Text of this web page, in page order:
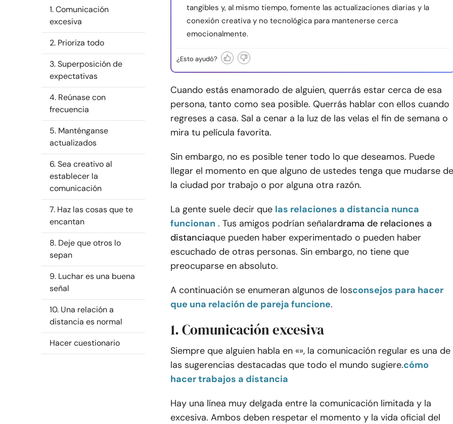
1. Comunicación
excesiva
2. Prioriza todo
3. Superposición de
expectativas
4. Reúnase con
frecuencia
5. Manténganse
actualizados
6. Sea creativo al
establecer la
comunicación
7. Haz las cosas que te
encantan
8. Deje que otros lo
sepan
9. Luchar es una buena
señal
10. Una relación a
distancia es normal
Hacer cuestionario
tangibles y, al mismo tiempo, fomente las actualizaciones diarias y la
conexión creativa y no tecnológica para mantenerse cerca
emocionalmente.
¿Esto ayudó?
Cuando estás enamorado de alguien, querrás estar cerca de esa
persona, tanto como sea posible. Querrás hablar con ellos cuando
regreses a casa. Sal a cenar a la luz de las velas el fin de semana o
mira tu película favorita.
Sin embargo, no es posible tener todo lo que deseamos. Puede
llegar el momento en que alguno de ustedes tenga que mudarse de
la ciudad por trabajo o por alguna otra razón.
La gente suele decir que las relaciones a distancia nunca
funcionan . Tus amigos podrían señalardrama de relaciones a
distanciaque pueden haber experimentado o pueden haber
escuchado de otras personas. Sin embargo, no tiene que
preocuparse en absoluto.
A continuación se enumeran algunos de losconsejos para hacer
que una relación de pareja funcione.
1. Comunicación excesiva
Siempre que alguien habla en «», la comunicación regular es una de
las sugerencias destacadas que todo el mundo sugiere.cómo
hacer trabajos a distancia
Hay una línea muy delgada entre la comunicación limitada y la
excesiva. Ambos deben respetar el momento y la vida oficial del